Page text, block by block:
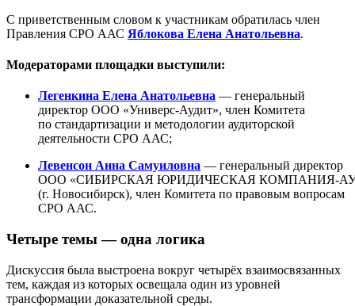
С приветственным словом к участникам обратилась член
Правления СРО ААС Яблокова Елена Анатольевна.
Модераторами площадки выступили:
Легенкина Елена Анатольевна — генеральный
директор ООО «Универс-Аудит», член Комитета
по стандартизации и методологии аудиторской
деятельности СРО ААС;
Левенсон Анна Самуиловна — генеральный директор
ООО «СИБИРСКАЯ ЮРИДИЧЕСКАЯ КОМПАНИЯ-
(г. Новосибирск), член Комитета по правовым вопросам
СРО ААС.
Четыре темы — одна логика
Дискуссия была выстроена вокруг четырёх взаимосвязанных
тем, каждая из которых освещала один из уровней
трансформации доказательной среды.